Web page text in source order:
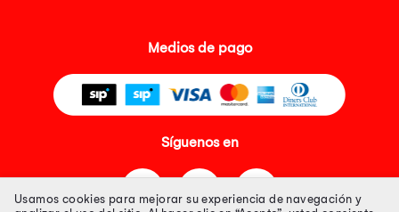
Medios de pago
Síguenos en
Usamos cookies para mejorar su experiencia de navegación y